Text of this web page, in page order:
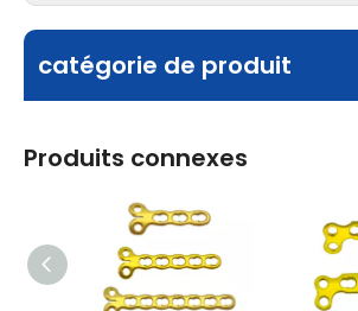
catégorie de produit
Produits connexes